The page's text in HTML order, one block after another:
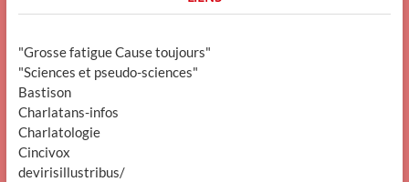
"Grosse fatigue Cause toujours"
"Sciences et pseudo-sciences"
Bastison
Charlatans-infos
Charlatologie
Cincivox
devirisillustribus/